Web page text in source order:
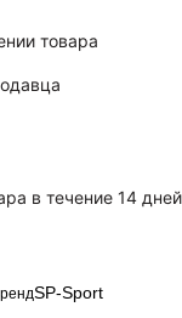
товара
в течение 14 дней
SP-Sport